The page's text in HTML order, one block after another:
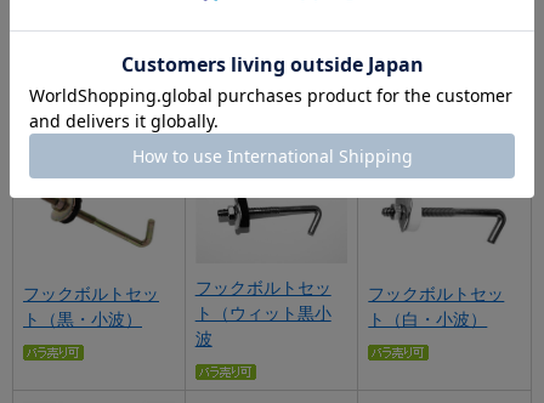
フックボルトセッ
ト（ミリ）ＰＧ
フックボルト
フックボルト（ウ
ィット
フックボルトセッ
ト（黒・小波）
フックボルトセッ
ト（ウィット黒小
波
フックボルトセッ
ト（白・小波）